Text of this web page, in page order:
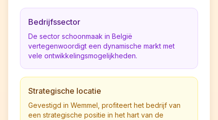
Bedrijfssector
De sector schoonmaak in België
vertegenwoordigt een dynamische markt met
vele ontwikkelingsmogelijkheden.
Strategische locatie
Gevestigd in Wemmel, profiteert het bedrijf van
een strategische positie in het hart van de